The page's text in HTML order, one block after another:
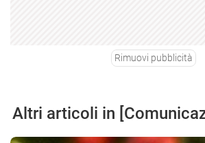
Rimuovi pubblicità
Altri articoli in